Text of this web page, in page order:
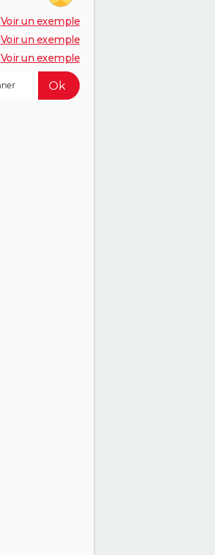
Voir un exemple
Voir un exemple
Voir un exemple